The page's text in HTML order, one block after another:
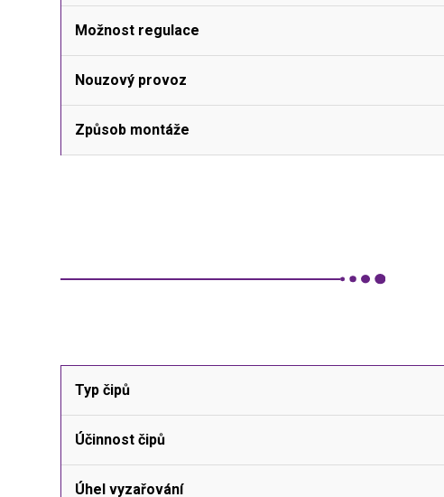
Možnost regulace
Nouzový provoz
Způsob montáže
Typ čipů
Účinnost čipů
Úhel vyzařování